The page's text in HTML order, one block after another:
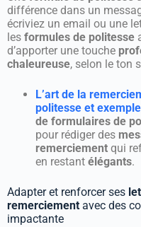
différence dans un
écriviez un email ou une
les formules de politesse
d’apporter une touche
chaleureuse, selon le ton
L’art de la
politesse et
de formulaires de
pour rédiger des
remerciement qui
en restant élégants.
Adapter et renforcer ses
remerciement avec des
impactante